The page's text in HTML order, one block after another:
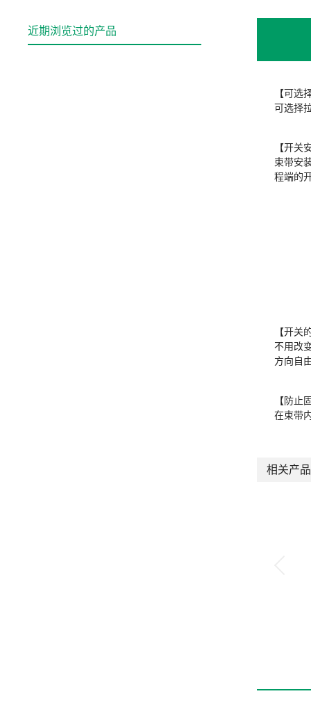
【可选
可选择
【开关
束带安
程端的
【开关
不用改
方向自
【防止
在束带
相关产品
近期浏览过的产品